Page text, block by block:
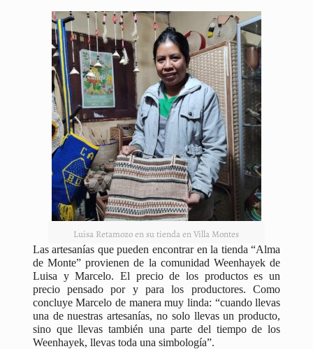
Luisa Retamozo en su tienda en Villa Montes
Las artesanías que pueden encontrar en la tienda “Alma
de Monte” provienen de la comunidad Weenhayek de
Luisa y Marcelo. El precio de los productos es un
precio pensado por y para los productores. Como
concluye Marcelo de manera muy linda: “cuando llevas
una de nuestras artesanías, no solo llevas un producto,
sino que llevas también una parte del tiempo de los
Weenhayek, llevas toda una simbología”.